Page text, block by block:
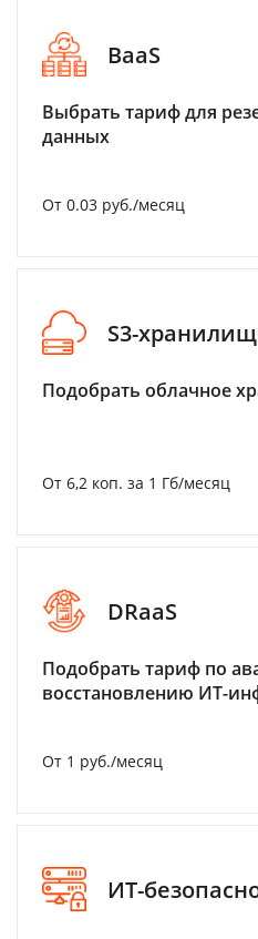
BaaS
Выбрать тариф для
данных
От 0.03 руб./месяц
S3-
Подобрать облачное
От 6,2 коп. за 1 Гб/месяц
DRaaS
Подобрать тариф по
восстановлению ИТ-
От 1 руб./месяц
ИТ-